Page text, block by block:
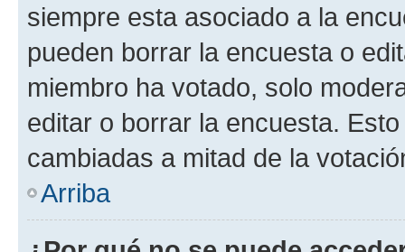
siempre esta asociado a la
pueden borrar la encuesta o
miembro ha votado, solo
editar o borrar la encuesta.
cambiadas a mitad de la
Arriba